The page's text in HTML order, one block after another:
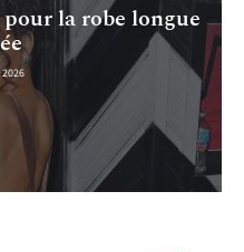
la robe longue
2026